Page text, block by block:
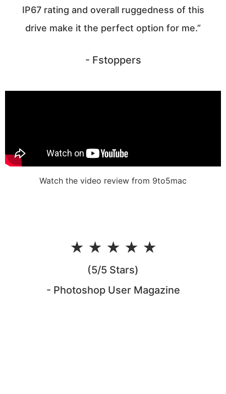
IP67 rating and overall ruggedness of this
drive make it the perfect option for me.”
- Fstoppers
Watch the video review from 9to5mac
★ ★ ★ ★ ★
(5/5 Stars)
- Photoshop User Magazine